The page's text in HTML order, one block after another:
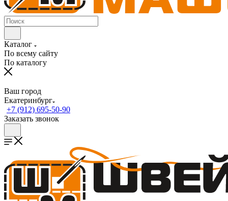
Каталог
По всему сайту
По каталогу
Ваш город
Екатеринбург
+7 (912) 695-50-90
Заказать звонок